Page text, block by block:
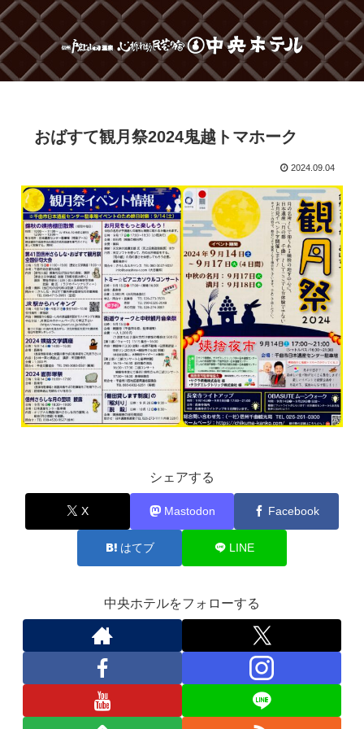
おばすて観月祭2024鬼越トマホーク
2024.09.04
シェアする
X Mastodon Facebook
はてブ LINE
中央ホテルをフォローする